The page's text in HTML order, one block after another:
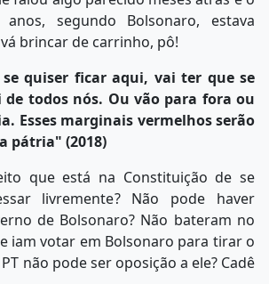
segundo Bolsonaro, estava
brincar de carrinho, pô!
quiser ficar aqui, vai ter que se
de todos nós. Ou vão para fora ou
Esses marginais vermelhos serão
pátria" (2018)
que está na Constituição de se
livremente? Não pode haver
de Bolsonaro? Não bateram no
iam votar em Bolsonaro para tirar o
não pode ser oposição a ele? Cadê